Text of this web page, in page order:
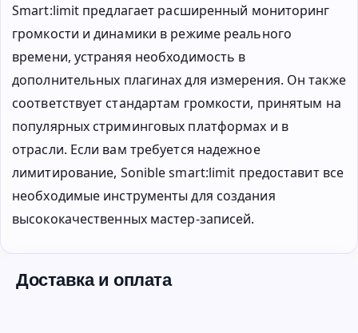
Smart:limit предлагает расширенный мониторинг
громкости и динамики в режиме реального
времени, устраняя необходимость в
дополнительных плагинах для измерения. Он также
соответствует стандартам громкости, принятым на
популярных стриминговых платформах и в
отрасли. Если вам требуется надежное
лимитирование, Sonible smart:limit предоставит все
необходимые инструменты для создания
высококачественных мастер-записей.
Доставка и оплата